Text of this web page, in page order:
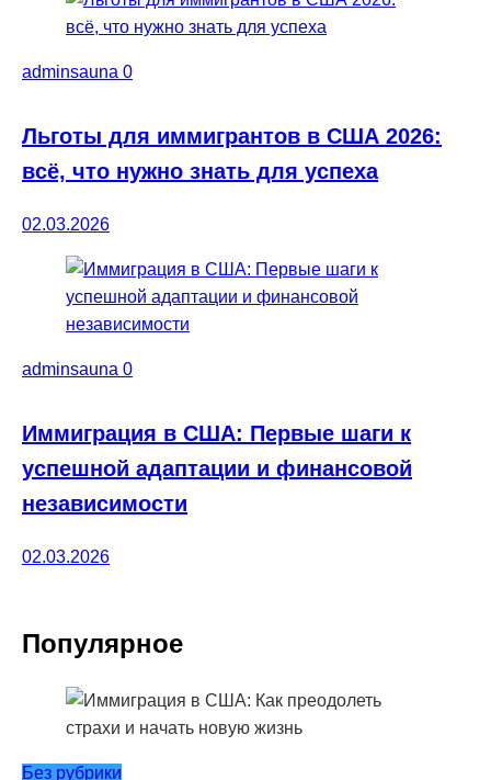
adminsauna 0
Льготы для иммигрантов в США 2026:
всё, что нужно знать для успеха
02.03.2026
adminsauna 0
Иммиграция в США: Первые шаги к
успешной адаптации и финансовой
независимости
02.03.2026
Популярное
Без рубрики